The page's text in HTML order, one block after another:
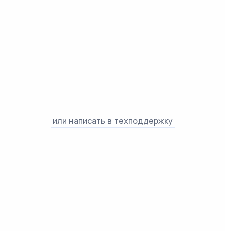
или написать в техподдержку